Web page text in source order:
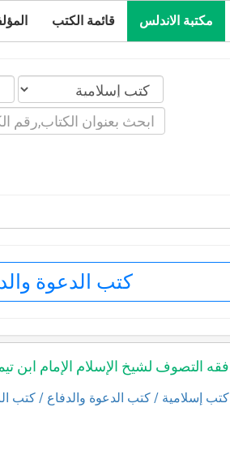
مكتبة الاندلس قائمة الكتب
كتب الدعوة
فقه التصوف لشيخ الإسلام الإمام ابن
كتب إسلامية / كتب الدعوة والدفاع / كتب